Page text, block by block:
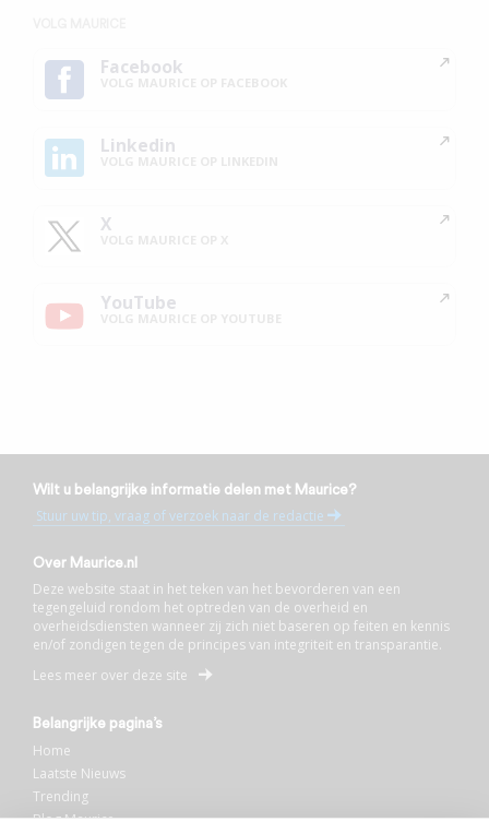
Facebook
Linkedin
X
YouTube
Wilt u belangrijke informatie delen met Maurice?
Stuur uw tip, vraag of verzoek naar de redactie
Over Maurice.nl
Deze website staat in het teken van het bevorderen van een
tegengeluid rondom het optreden van de overheid en
overheidsdiensten wanneer zij zich niet baseren op feiten en kennis
en/of zondigen tegen de principes van integriteit en transparantie.
Lees meer over deze site
Belangrijke pagina’s
Home
Laatste Nieuws
Trending